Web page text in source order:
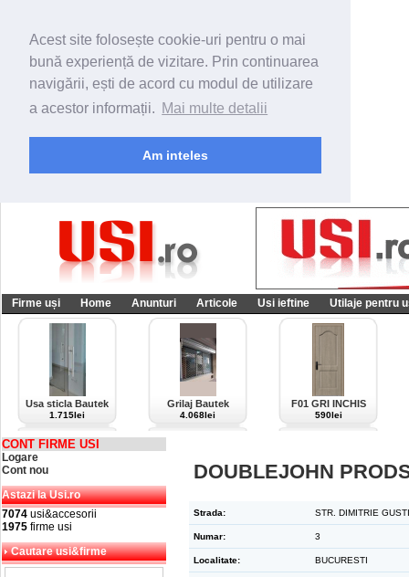
Acest site folosește cookie-uri pentru o mai
bună experiență de vizitare. Prin continuarea
navigării, ești de acord cu modul de utilizare
a acestor informații. Mai multe detalii
Am inteles
Firme uși Home Anunturi Articole Usi ieftine Utilaje pentru
Usa sticla Bautek
1.715lei
Grilaj Bautek
4.068lei
F01 GRI INCHIS
590lei
CONT FIRME USI
Logare
Cont nou
Astazi la Usi.ro
7074 usi&accesorii
1975 firme usi
Cautare usi&firme
DOUBLEJOHN
Strada: STR. DIMITRIE GUSTI
Numar: 3
Localitate: BUCURESTI